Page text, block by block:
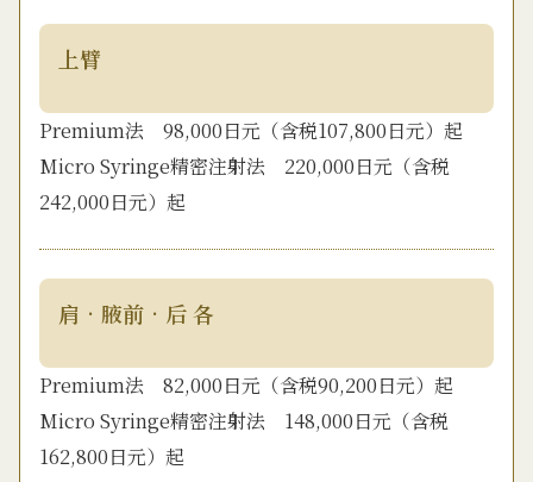
上臂
Premium法 98,000日元（含税107,800日元）起
Micro Syringe精密注射法 220,000日元（含税
242,000日元）起
肩•腋前•后 各
Premium法 82,000日元（含税90,200日元）起
Micro Syringe精密注射法 148,000日元（含税
162,800日元）起